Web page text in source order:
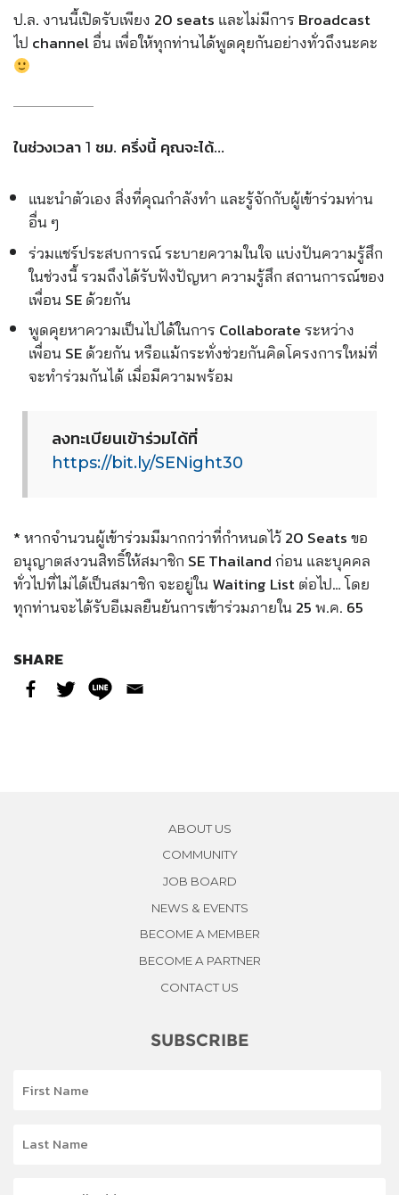
ป.ล. งานนี้เปิดรับเพียง 20 seats และไม่มีการ Broadcast
ไป channel อื่น เพื่อให้ทุกท่านได้พูดคุยกันอย่างทั่วถึงนะคะ
ในช่วงเวลา 1 ชม. ครึ่งนี้ คุณจะได้…
แนะนำตัวเอง สิ่งที่คุณกำลังทำ และรู้จักกับผู้เข้าร่วมท่าน
อื่น ๆ
ร่วมแชร์ประสบการณ์ ระบายความในใจ แบ่งปันความรู้สึก
ในช่วงนี้ รวมถึงได้รับฟังปัญหา ความรู้สึก สถานการณ์ของ
เพื่อน SE ด้วยกัน
พูดคุยหาความเป็นไปได้ในการ Collaborate ระหว่าง
เพื่อน SE ด้วยกัน หรือแม้กระทั่งช่วยกันคิดโครงการใหม่ที่
จะทำร่วมกันได้ เมื่อมีความพร้อม
ลงทะเบียนเข้าร่วมได้ที่
https://bit.ly/SENight30
*หากจำนวนผู้เข้าร่วมมีมากกว่าที่กำหนดไว้ 20 Seats ขอ
อนุญาตสงวนสิทธิ์ให้สมาชิก SE Thailand ก่อน และบุคคล
ทั่วไปที่ไม่ได้เป็นสมาชิก จะอยู่ใน Waiting List ต่อไป… โดย
ทุกท่านจะได้รับอีเมลยืนยันการเข้าร่วมภายใน 25 พ.ค. 65
SHARE
ABOUT US
COMMUNITY
JOB BOARD
NEWS & EVENTS
BECOME A MEMBER
BECOME A PARTNER
CONTACT US
SUBSCRIBE